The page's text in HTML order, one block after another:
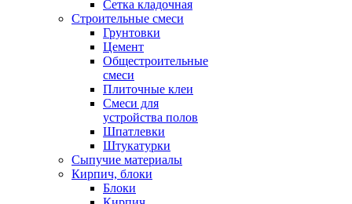
Сетка кладочная
Строительные смеси
Грунтовки
Цемент
Общестроительные
смеси
Плиточные клеи
Смеси для
устройства полов
Шпатлевки
Штукатурки
Сыпучие материалы
Кирпич, блоки
Блоки